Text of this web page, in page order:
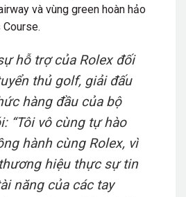
và vùng green hoàn hảo
hỗ trợ của Rolex đối
thủ golf, giảiđấu
hàng đầu của bộ
“Tôi vô cùng tự hào
hành cùng Rolex, vì
hiệu thực sự tin
năng của các tay